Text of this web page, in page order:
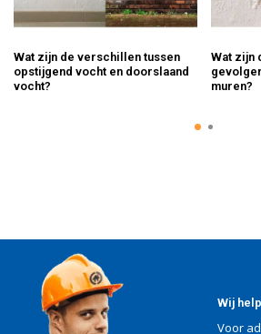
Wat zijn de verschillen tussen
opstijgend vocht en doorslaand
vocht?
Wat zijn
muren?
Wij
Voor